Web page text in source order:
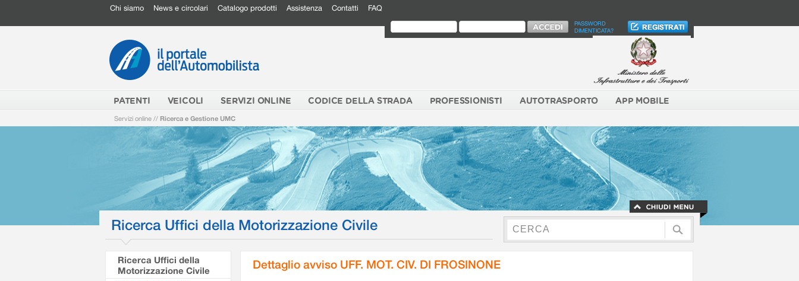
Chi siamo News e circolari Catalogo prodotti Assistenza Contatti FAQ
PASSWORD
DIMENTICATA?
PATENTI VEICOLI SERVIZI ONLINE CODICE DELLA STRADA PROFESSIONISTI AUTOTRASPORTO APP MOBILE
Servizi online // Ricerca e Gestione UMC
Ricerca Uffici della Motorizzazione Civile
Ricerca Uffici della
Motorizzazione Civile
Dettaglio avviso UFF. MOT. CIV. DI FROSINONE